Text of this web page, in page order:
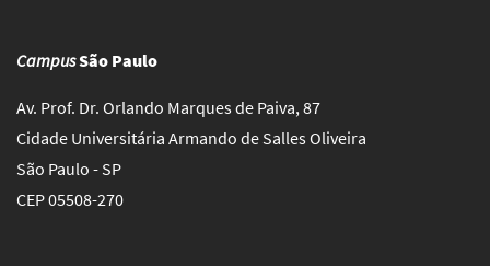
CampusSão Paulo
Av. Prof. Dr. Orlando Marques de Paiva, 87
Cidade Universitária Armando de Salles Oliveira
São Paulo - SP
CEP 05508-270